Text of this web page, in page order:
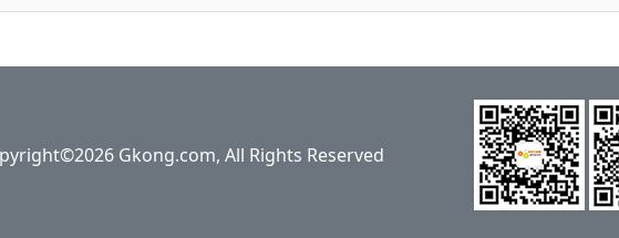
Gkong.com, All Rights Reserved